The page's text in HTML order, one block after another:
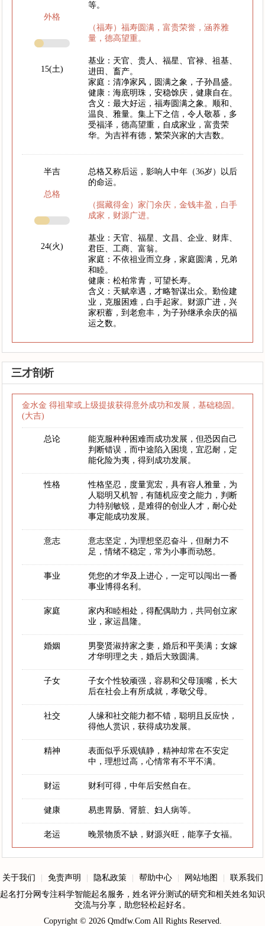
外格
15(土)
等。
（福寿）福寿圆满，富贵荣誉，涵养雅
量，德高望重。
基业：天官、贵人、福星、官禄、祖基、
进田、畜产。
家庭：清净家风，圆满之象，子孙昌盛。
健康：海底明珠，安稳馀庆，健康自在。
含义：最大好运，福寿圆满之象。顺和、
温良、雅量。集上下之信，令人敬慕，多
受福泽，德高望重，自成家业，富贵荣
华。为吉祥有德，繁荣兴家的大吉数。
半吉
总格
24(火)
总格又称后运，影响人中年（36岁）以后
的命运。
（掘藏得金）家门余庆，金钱丰盈，白手
成家，财源广进。
基业：天官、福星、文昌、企业、财库、
君臣、工商、富翁。
家庭：不依祖业而立身，家庭圆满，兄弟
和睦。
健康：松柏常青，可望长寿。
含义：天赋幸遇，才略智谋出众。勤俭建
业，克服困难，白手起家。财源广进，兴
家积蓄，到老愈丰，为子孙继承余庆的福
运之数。
三才剖析
金水金 得祖辈或上级提拔获得意外成功和发展，基础稳固。
(大吉)
总论
能克服种种困难而成功发展，但恐因自己
判断错误，而中途陷入困境，宜忍耐，定
能化险为夷，得到成功发展。
性格
性格坚忍，度量宽宏，具有容人雅量，为
人聪明又机智，有随机应变之能力，判断
力特别敏锐，是难得的创业人才，耐心处
事定能成功发展。
意志
意志坚定，为理想坚忍奋斗，但耐力不
足，情绪不稳定，常为小事而动怒。
事业
凭您的才华及上进心，一定可以闯出一番
事业博得名利。
家庭
家内和睦相处，得配偶助力，共同创立家
业，家运昌隆。
婚姻
男娶贤淑持家之妻，婚后和平美满；女嫁
才华明理之夫，婚后大致圆满。
子女
子女个性较顽强，容易和父母顶嘴，长大
后在社会上有所成就，孝敬父母。
社交
人缘和社交能力都不错，聪明且反应快，
得他人赏识，获得成功发展。
精神
表面似乎乐观镇静，精神却常在不安定
中，理想过高，心情常有不平不满。
财运 财利可得，中年后安然自在。
健康 易患胃肠、肾脏、妇人病等。
老运 晚景物质不缺，财源兴旺，能享子女福。
关于我们 免责声明 隐私政策 帮助中心 网站地图
联系我们
起名打分网专注科学智能起名服务，姓名评分测试的研究和相关姓名知识
交流与分享，助您轻松起好名。
Copyright © 2026 Qmdfw.ComAll Rights Reserved.